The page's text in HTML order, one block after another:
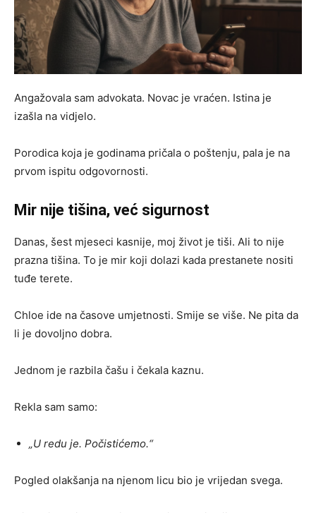
Angažovala sam advokata. Novac je vraćen. Istina je
izašla na vidjelo.
Porodica koja je godinama pričala o poštenju, pala je na
prvom ispitu odgovornosti.
Mir nije tišina, već sigurnost
Danas, šest mjeseci kasnije, moj život je tiši. Ali to nije
prazna tišina. To je mir koji dolazi kada prestanete nositi
tuđe terete.
Chloe ide na časove umjetnosti. Smije se više. Ne pita da
li je dovoljno dobra.
Jednom je razbila čašu i čekala kaznu.
Rekla sam samo:
„U redu je. Počistićemo.“
Pogled olakšanja na njenom licu bio je vrijedan svega.